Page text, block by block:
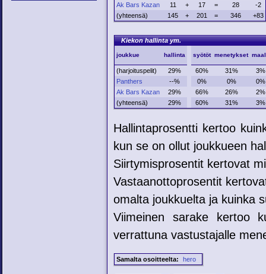
Ak Bars Kazan
11 + 17 = 28
-2
(yhteensä)
145 + 201 = 346 +83
Kiekon hallinta ym.
joukkue hallinta syötöt menetykset
(harjoituspelit) 29% 60% 31%
3%
Panthers
--% 0% 0%
0%
Ak Bars Kazan
29% 66% 26%
2%
(yhteensä)
29% 60% 31% 3%
Hallintaprosentti kertoo
kun se on ollut joukkueen
Siirtymisprosentit kertovat
Vastaanottoprosentit
omalta joukkuelta ja kuinka
Viimeinen sarake kertoo
verrattuna vastustajalle
Samalta osoitteelta: hero